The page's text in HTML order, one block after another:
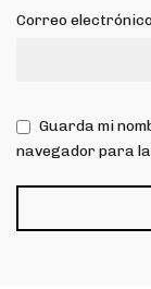
Correo
Guarda mi
navegador para